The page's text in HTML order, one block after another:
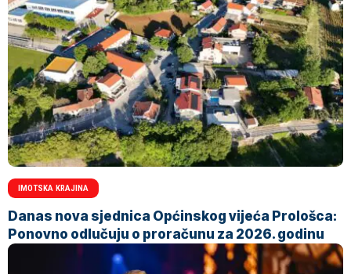
IMOTSKA KRAJINA
Danas nova sjednica Općinskog vijeća Prološca:
Ponovno odlučuju o proračunu za 2026. godinu